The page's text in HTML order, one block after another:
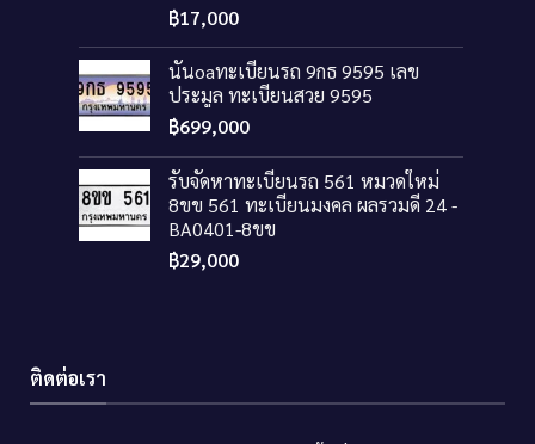
฿17,000
นันoaทะเบียนรถ 9กธ 9595 เลข
ประมูล ทะเบียนสวย 9595
฿699,000
รับจัดหาทะเบียนรถ 561 หมวดใหม่
8ขข 561 ทะเบียนมงคล ผลรวมดี 24 -
BA0401-8ขข
฿29,000
ติดต่อเรา